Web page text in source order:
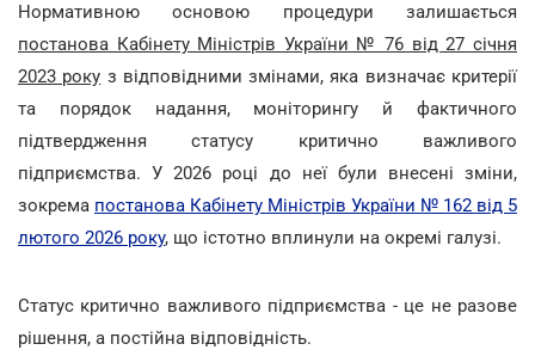
Нормативною основою процедури залишається
постанова Кабінету Міністрів України № 76 від 27 січня
2023 року з відповідними змінами, яка визначає критерії
та порядок надання, моніторингу й фактичного
підтвердження статусу критично важливого
підприємства. У 2026 році до неї були внесені зміни,
зокрема постанова Кабінету Міністрів України № 162 від 5
лютого 2026 року, що істотно вплинули на окремі галузі.
Статус критично важливого підприємства - це не разове
рішення, а постійна відповідність.